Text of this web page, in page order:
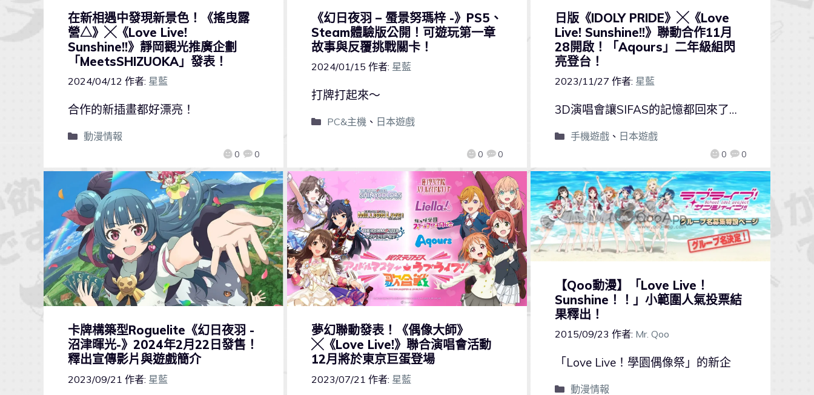
在新相遇中發現新景色！《搖曳露
營△》╳《Love Live!
Sunshine!!》靜岡觀光推廣企劃
「MeetsSHIZUOKA」發表！
2024/04/12 作者: 星藍
0 0
合作的新插畫都好漂亮！
動漫情報
《幻日夜羽 – 蜃景努瑪梓 -》PS5、
Steam體驗版公開！可遊玩第一章
故事與反覆挑戰關卡！
2024/01/15 作者: 星藍
0 0
打牌打起來～
PC&主機 、 日本遊戲
日版《IDOLY PRIDE》╳《Love
Live! Sunshine!!》聯動合作11月
28開啟！「Aqours」二年級組閃
亮登台！
2023/11/27 作者: 星藍
0 0
3D演唱會讓SIFAS的記憶都回來了…
手機遊戲、 日本遊戲
卡牌構築型Roguelite《幻日夜羽 -
沼津暉光-》2024年2月22日發售！
釋出宣傳影片與遊戲簡介
2023/09/21 作者: 星藍
夢幻聯動發表！《偶像大師》
╳《Love Live!》聯合演唱會活動
12月將於東京巨蛋登場
2023/07/21 作者: 星藍
【Qoo動漫】「Love Live！
Sunshine！！」小範圍人氣投票結
果釋出！
2015/09/23 作者: Mr. Qoo
「Love Live！學園偶像祭」的新企
動漫情報